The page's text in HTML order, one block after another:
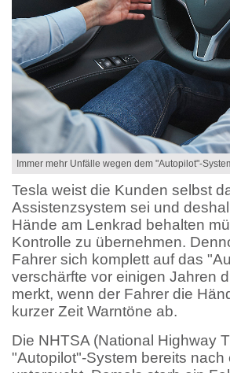
Immer mehr Unfälle wegen dem "Autopilot"-
Tesla weist die Kunden selbst
Assistenzsystem sei und
Hände am Lenkrad behalten
Kontrolle zu übernehmen.
Fahrer sich komplett auf das
verschärfte vor einigen Jahren
merkt, wenn der Fahrer die
kurzer Zeit Warntöne ab.
Die NHTSA (National Highway
"Autopilot"-System bereits